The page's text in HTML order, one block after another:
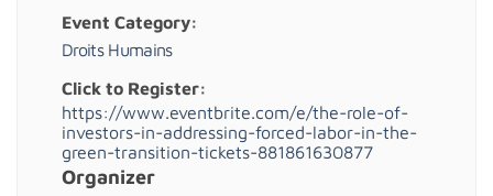
Event Category:
Droits Humains
Click to Register:
https://www.eventbrite.com/e/the-role-of-
investors-in-addressing-forced-labor-in-the-
green-transition-tickets-881861630877
Organizer